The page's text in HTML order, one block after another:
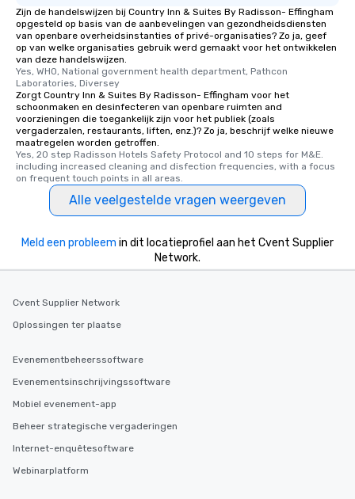
Zijn de handelswijzen bij Country Inn & Suites By Radisson- Effingham
opgesteld op basis van de aanbevelingen van gezondheidsdiensten
van openbare overheidsinstanties of privé-organisaties? Zo ja, geef
op van welke organisaties gebruik werd gemaakt voor het ontwikkelen
van deze handelswijzen.
Yes, WHO, National government health department, Pathcon
Laboratories, Diversey
Zorgt Country Inn & Suites By Radisson- Effingham voor het
schoonmaken en desinfecteren van openbare ruimten and
voorzieningen die toegankelijk zijn voor het publiek (zoals
vergaderzalen, restaurants, liften, enz.)? Zo ja, beschrijf welke nieuwe
maatregelen worden getroffen.
Yes, 20 step Radisson Hotels Safety Protocol and 10 steps for M&E.
including increased cleaning and disfection frequencies, with a focus
on frequent touch points in all areas.
Alle veelgestelde vragen weergeven
Meld een probleem in dit locatieprofiel aan het Cvent Supplier
Network.
Cvent Supplier Network
Oplossingen ter plaatse
Evenementbeheerssoftware
Evenementsinschrijvingssoftware
Mobiel evenement-app
Beheer strategische vergaderingen
Internet-enquêtesoftware
Webinarplatform